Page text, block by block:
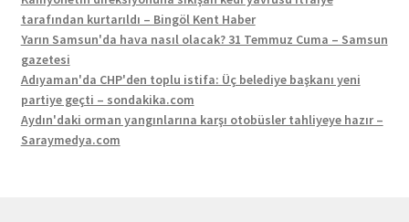
tarafından kurtarıldı – Bingöl Kent Haber
Yarın Samsun'da hava nasıl olacak? 31 Temmuz Cuma – Samsun
gazetesi
Adıyaman'da CHP'den toplu istifa: Üç belediye başkanı yeni
partiye geçti – sondakika.com
Aydın'daki orman yangınlarına karşı otobüsler tahliyeye hazır –
Saraymedya.com